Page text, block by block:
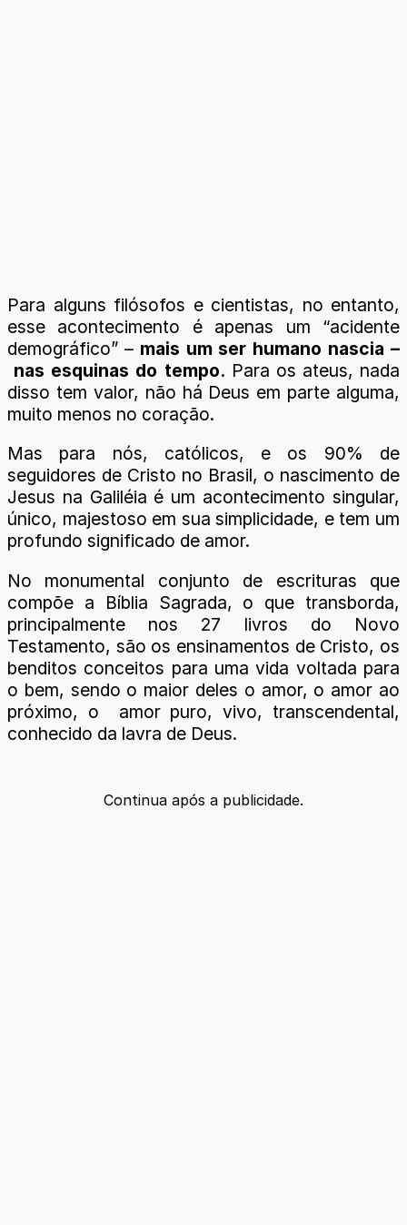
Para alguns filósofos e cientistas, no entanto,
esse acontecimento é apenas um “acidente
demográfico” – mais um ser humano nascia –
nas esquinas do tempo. Para os ateus, nada
disso tem valor, não há Deus em parte alguma,
muito menos no coração.
Mas para nós, católicos, e os 90% de
seguidores de Cristo no Brasil, o nascimento de
Jesus na Galiléia é um acontecimento singular,
único, majestoso em sua simplicidade, e tem um
profundo significado de amor.
No monumental conjunto de escrituras que
compõe a Bíblia Sagrada, o que transborda,
principalmente nos 27 livros do Novo
Testamento, são os ensinamentos de Cristo, os
benditos conceitos para uma vida voltada para
o bem, sendo o maior deles o amor, o amor ao
próximo, o amor puro, vivo, transcendental,
conhecido da lavra de Deus.
Continua após a publicidade.